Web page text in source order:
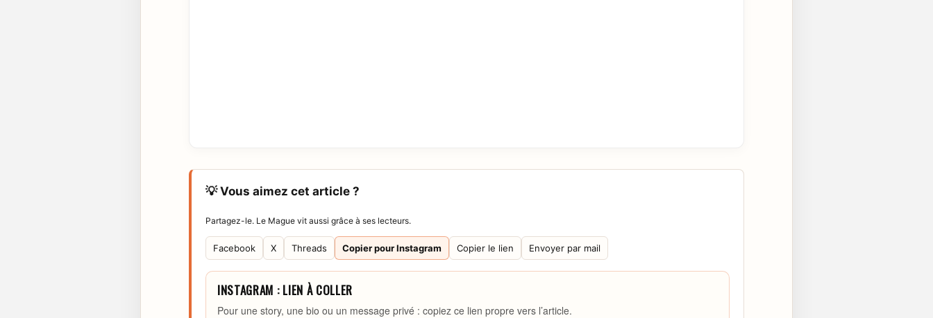
💡 Vous aimez cet article ?
Partagez-le. Le Mague vit aussi grâce à ses lecteurs.
Facebook X Threads Copier pour Instagram Copier le lien Envoyer par mail
INSTAGRAM : LIEN À COLLER
Pour une story, une bio ou un message privé : copiez ce lien propre vers l’article.